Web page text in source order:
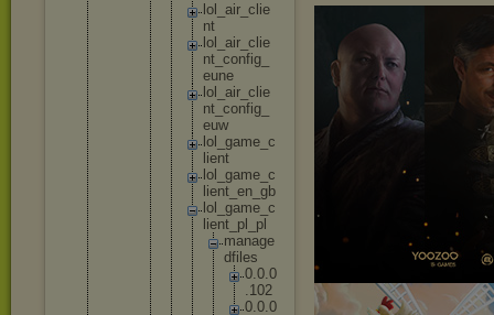
lo
air_ cl ie
nt
lo
air_ cl ie
nt _config_
eune
lo
air_ cl ie
nt _config_
euw
lo
game _c
lient
lo
game _c
lient_ en _gb
lo
game _c
lient_ pl _p
manage
dfi es
0.0.0
.102
0.0.0